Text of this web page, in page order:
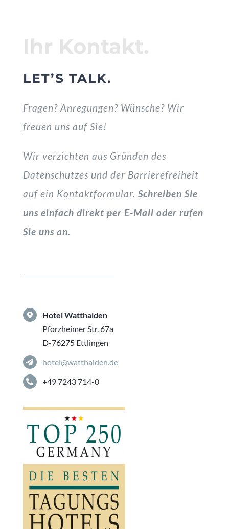
Ihr Kontakt.
LET’S TALK.
Fragen? Anregungen? Wünsche? Wir
freuen uns auf Sie!
Wir verzichten aus Gründen des
Datenschutzes und der Barrierefreiheit
auf ein Kontaktformular. Schreiben Sie
uns einfach direkt per E-Mail oder rufen
Sie uns an.
Hotel Watthalden
Pforzheimer Str. 67a
D-76275 Ettlingen
hotel@watthalden.de
+49 7243 714-0